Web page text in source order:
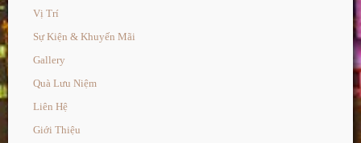
Vị Trí
Sự Kiện & Khuyến Mãi
Gallery
Quà Lưu Niệm
Liên Hệ
Giới Thiệu